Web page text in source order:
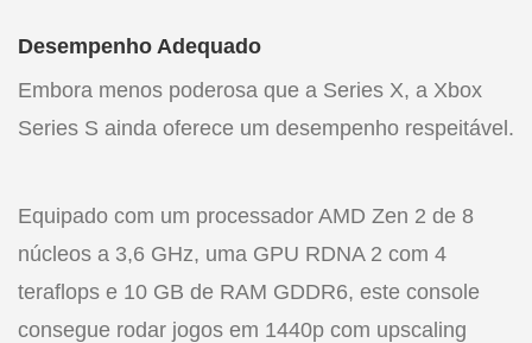
Desempenho Adequado
Embora menos poderosa que a Series X, a Xbox
Series S ainda oferece um desempenho respeitável.
Equipado com um processador AMD Zen 2 de 8
núcleos a 3,6 GHz, uma GPU RDNA 2 com 4
teraflops e 10 GB de RAM GDDR6, este console
consegue rodar jogos em 1440p com upscaling